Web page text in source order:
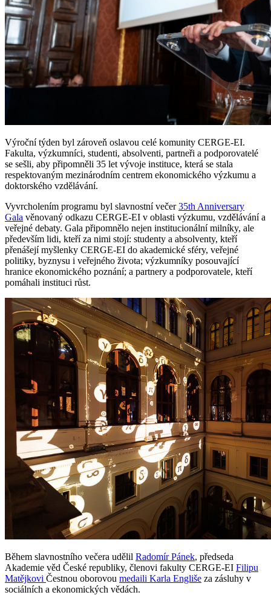
Výroční týden byl zároveň oslavou celé komunity CERGE-EI.
Fakulta, výzkumníci, studenti, absolventi, partneři a podporovatelé
se sešli, aby připomněli 35 let vývoje instituce, která se stala
respektovaným mezinárodním centrem ekonomického výzkumu a
doktorského vzdělávání.
Vyvrcholením programu byl slavnostní večer35th Anniversary
Gala věnovaný odkazu CERGE-EI v oblasti výzkumu, vzdělávání a
veřejné debaty. Gala připomnělo nejen institucionální milníky, ale
především lidi, kteří za nimi stojí: studenty a absolventy, kteří
přenášejí myšlenky CERGE-EI do akademické sféry, veřejné
politiky, byznysu i veřejného života; výzkumníky posouvající
hranice ekonomického poznání; a partnery a podporovatele, kteří
pomáhali instituci růst.
Během slavnostního večera udělil Radomír Pánek, předseda
Akademie věd České republiky, členovi fakulty CERGE-EI Filipu
Matějkovi Čestnou oborovou medaili Karla Engliše za zásluhy v
sociálních a ekonomických vědách.